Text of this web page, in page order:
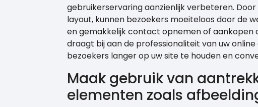
gebruikerservaring aanzienlijk verbeteren.
layout, kunnen bezoekers moeiteloos door de
en gemakkelijk contact opnemen of aankopen
draagt bij aan de professionaliteit van uw
bezoekers langer op uw site te houden en
Maak gebruik van
elementen zoals